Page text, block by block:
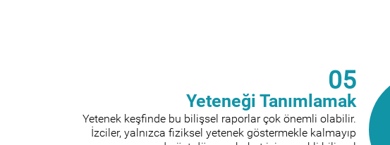
05
Yeteneği Tanımlamak
Yetenek keşfinde bu bilişsel raporlar çok önemli olabilir.
İzciler, yalnızca fiziksel yetenek göstermekle kalmayıp